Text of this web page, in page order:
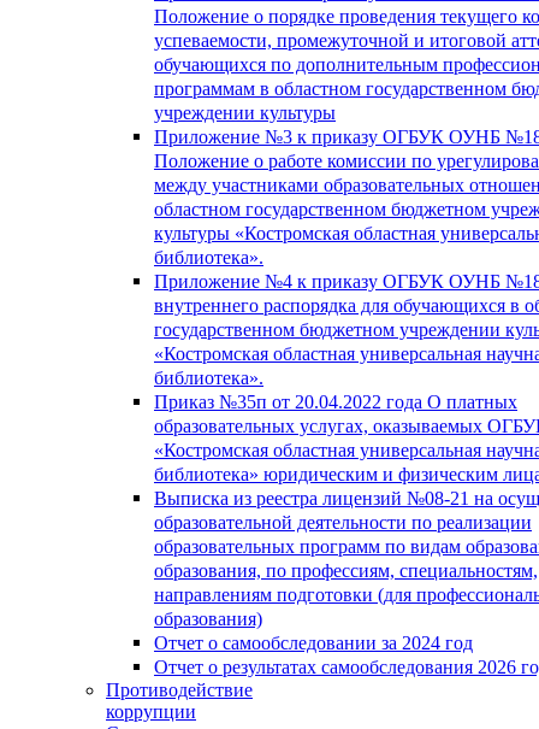
Положение о порядке проведения текущего
успеваемости, промежуточной и итоговой
обучающихся по дополнительным
программам в областном государственном
учреждении культуры
Приложение №3 к приказу ОГБУК ОУНБ
Положение о работе комиссии по
между участниками образовательных
областном государственном бюджетном
культуры «Костромская областная
библиотека».
Приложение №4 к приказу ОГБУК ОУНБ
внутреннего распорядка для обучающихся в
государственном бюджетном учреждении
«Костромская областная универсальная
библиотека».
Приказ №35п от 20.04.2022 года О платных
образовательных услугах, оказываемых
«Костромская областная универсальная
библиотека» юридическим и физическим
Выписка из реестра лицензий №08-21 на
образовательной деятельности по реализации
образовательных программ по видам
образования, по профессиям, специальностям,
направлениям подготовки (для
образования)
Отчет о самообследовании за 2024 год
Отчет о результатах самообследования 2026
Противодействие
коррупции